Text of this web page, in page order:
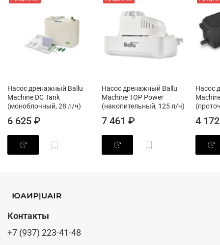
Насос дренажный Ballu
Machine DС Tank
(моноблочный, 28 л/ч)
6 625 ₽
Насос дренажный Ballu
Machine TOP Power
(накопительный, 125 л/ч)
7 461 ₽
Насос
4
Контакты
+7 (937) 223-41-48